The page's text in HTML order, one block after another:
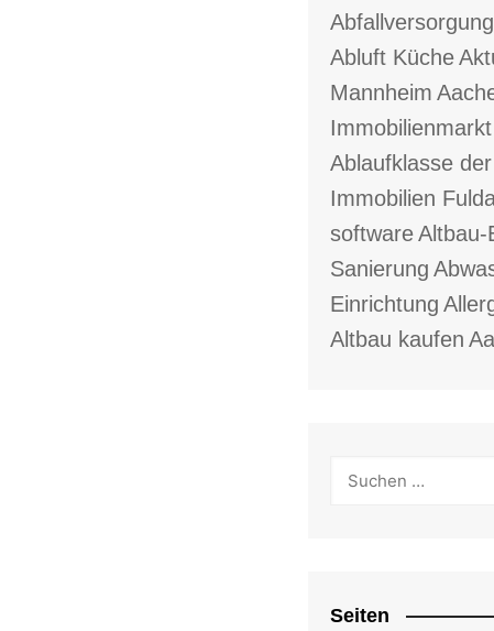
Abfallversorgung
Abluft Küche
Mannheim
Immobilienmarkt
Ablaufklasse
Immobilien
softwareAltbau-
Sanierung
Einrichtung
Altbau kaufen
Seiten